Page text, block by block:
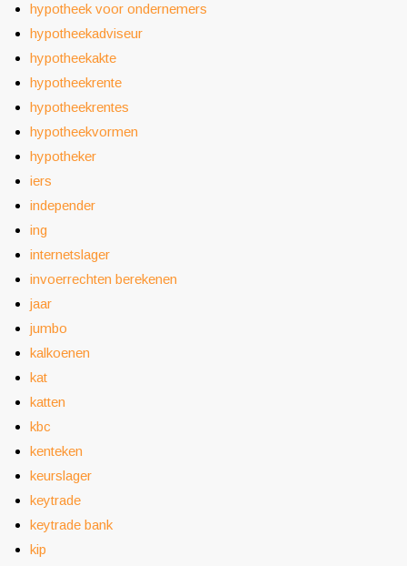
hypotheek voor ondernemers
hypotheekadviseur
hypotheekakte
hypotheekrente
hypotheekrentes
hypotheekvormen
hypotheker
iers
independer
ing
internetslager
invoerrechten berekenen
jaar
jumbo
kalkoenen
kat
katten
kbc
kenteken
keurslager
keytrade
keytrade bank
kip